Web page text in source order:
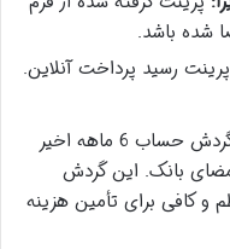
شده باشد.
پرینت رسید پرداخت آنلاین.
پرینت گردش حساب 6 ماهه اخیر
بانک. این گردش
کافی برای تأمین هزینه